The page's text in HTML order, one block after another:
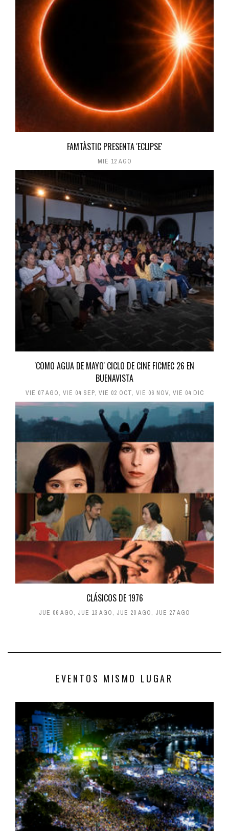
FAMTÀSTIC PRESENTA 'ECLIPSE'
MIÉ 12 AGO
'COMO AGUA DE MAYO' CICLO DE CINE FICMEC 26 EN
BUENAVISTA
VIE 07 AGO, VIE 04 SEP, VIE 02 OCT, VIE 06 NOV, VIE 04 DIC
CLÁSICOS DE 1976
JUE 06 AGO, JUE 13 AGO, JUE 20 AGO, JUE 27 AGO
EVENTOS MISMO LUGAR